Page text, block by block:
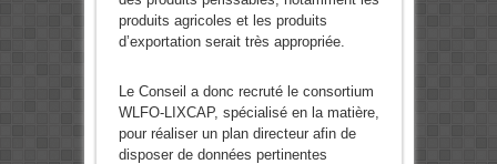
produits agricoles et les produits
d’exportation serait très appropriée.
Le Conseil a donc recruté le consortium
WLFO-LIXCAP, spécialisé en la matière,
pour réaliser un plan directeur afin de
disposer de données pertinentes